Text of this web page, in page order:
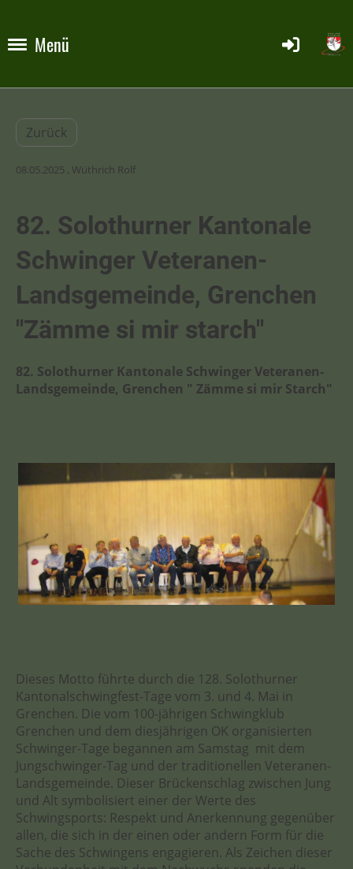
Menü
Zurück
08.05.2025 , Wüthrich Rolf
82. Solothurner Kantonale
Schwinger Veteranen-
Landsgemeinde, Grenchen
"Zämme si mir starch"
82. Solothurner Kantonale Schwinger Veteranen-
Landsgemeinde, Grenchen " Zämme si mir Starch"
Dieses Motto führte durch die 128. Solothurner
Kantonalschwingfest-Tage vom 3. und 4. Mai in
Grenchen. Die vom 100-jährigen Schwingklub
Grenchen und dem diesjährigen OK organisierten
Schwinger-Tage begannen am Samstag mit dem
Jungschwinger-Tag und der traditionellen Veteranen-
Landsgemeinde. Dieser Brückenschlag zwischen Jung
und Alt symbolisiert einer der Werte des
Schwingsports: Respekt und Anerkennung gegenüber
allen, die sich in der einen oder andern Form für die
Sache des Schwingens engagieren. Als Zeichen dieser